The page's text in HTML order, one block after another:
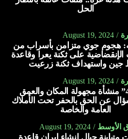
الحل
August 19, 2024
هجوم جوي متزامن بأسراب من
الإنقضاضية على ثكنة يعرا وقاعدة
واستهداف ثكنة زرعيت
August 19, 2024
“عماد 4” منشأة مجهولة المكان والعمق
عن الحق بالحفر تحت الأملاك
العامة والخاصة
الأوسط August 19, 2024
متباينة حيال إنشاء إيران قاعدة